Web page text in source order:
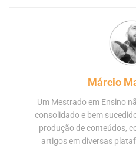
Márcio
Um Mestrado em Ensino
consolidado e bem
produção de conteúdos,
artigos em diversas